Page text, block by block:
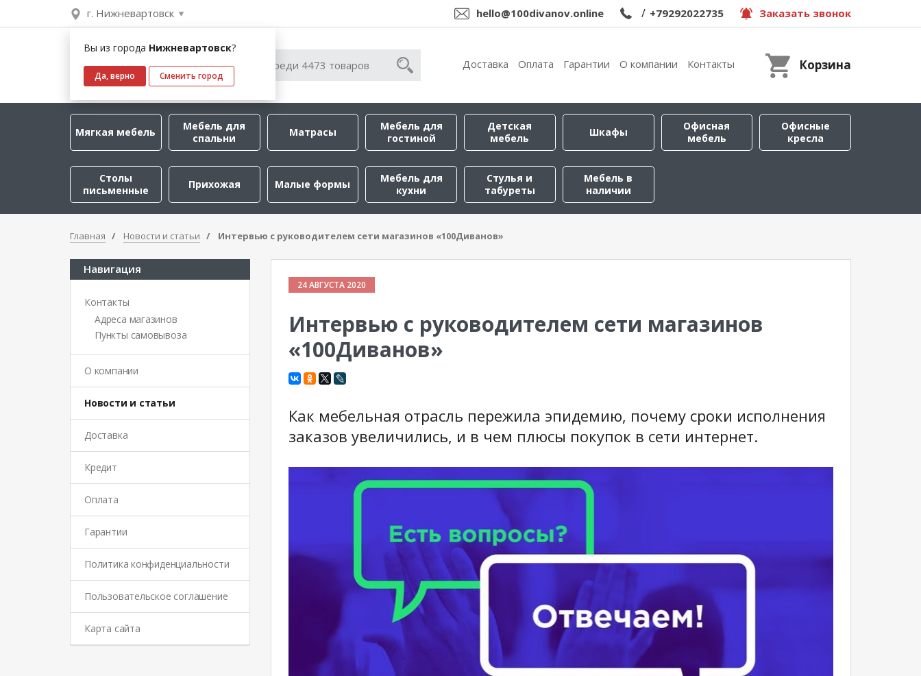
г. Нижневартовск
Вы из города Нижневартовск?
Да, верно Сменить город
hello@100divanov.online / +79292022735 Заказать звонок
Доставка Оплата Гарантии О компании Контакты Корзина
Мягкая мебель
Мебель для
спальни
Матрасы
Мебель для
гостиной
Детская
мебель
Шкафы
Офисная
мебель
Офисные
кресла
Столы
письменные
Прихожая Малые формы
Мебель для
кухни
Стулья и
табуреты
Мебель в
наличии
Главная Новости и статьи Интервью с руководителем сети магазинов «100Диванов»
24 АВГУСТА 2020
Интервью с руководителем сети магазинов
«100Диванов»
Как мебельная отрасль пережила эпидемию, почему сроки исполнения
заказов увеличились, и в чем плюсы покупок в сети интернет.
Навигация
Контакты
Адреса магазинов
Пункты самовывоза
О компании
Новости и статьи
Доставка
Кредит
Оплата
Гарантии
Политика конфиденциальности
Пользовательское соглашение
Карта сайта